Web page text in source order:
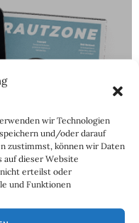
wir Technologien
und/oder darauf
zustimmst, können wir Daten
auf dieser Website
erteilst oder
und Funktionen